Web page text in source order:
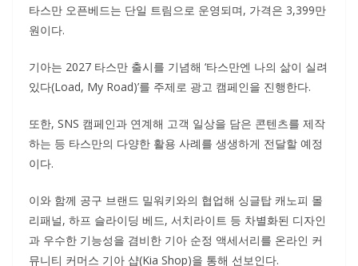
타스만 오픈베드는 단일 트림으로 운영되며, 가격은 3,399만
원이다.
기아는 2027 타스만 출시를 기념해 ‘타스만엔 나의 삶이 실려
있다(Load, My Road)’를 주제로 광고 캠페인을 진행한다.
또한, SNS 캠페인과 연계해 고객 일상을 담은 콘텐츠를 제작
하는 등 타스만의 다양한 활용 사례를 생생하게 전달할 예정
이다.
이와 함께 공구 브랜드 밀워키와의 협업해 싱글탑 캐노피 몰
리패널, 하프 슬라이딩 베드, 서치라이트 등 차별화된 디자인
과 우수한 기능성을 겸비한 기아 순정 액세서리를 온라인 커
뮤니티 커머스 기아 샵(Kia Shop)을 통해 선보인다.